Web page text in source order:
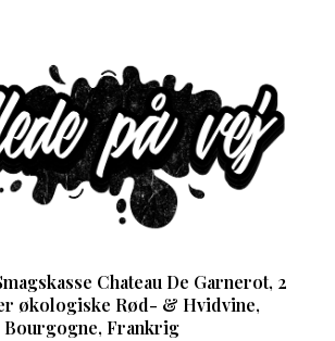
Chateau De Garnerot, 2
økologiske Rød- & Hvidvine,
Bourgogne, Frankrig